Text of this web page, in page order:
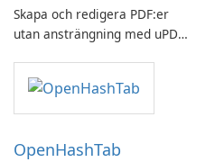
Skapa och redigera PDF:er
utan ansträngning med uPDF
OpenHashTab